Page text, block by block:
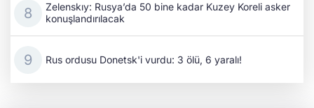
Zelenskıy: Rusya’da 50 bine kadar Kuzey Koreli asker
konuşlandırılacak
Rus ordusu Donetsk'i vurdu: 3 ölü, 6 yaralı!